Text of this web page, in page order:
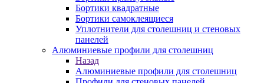
Бортики квадратные
Бортики самоклеящиеся
Уплотнители для столешниц и стеновых
панелей
Алюминиевые профили для столешниц
Назад
Алюминиевые профили для столешниц